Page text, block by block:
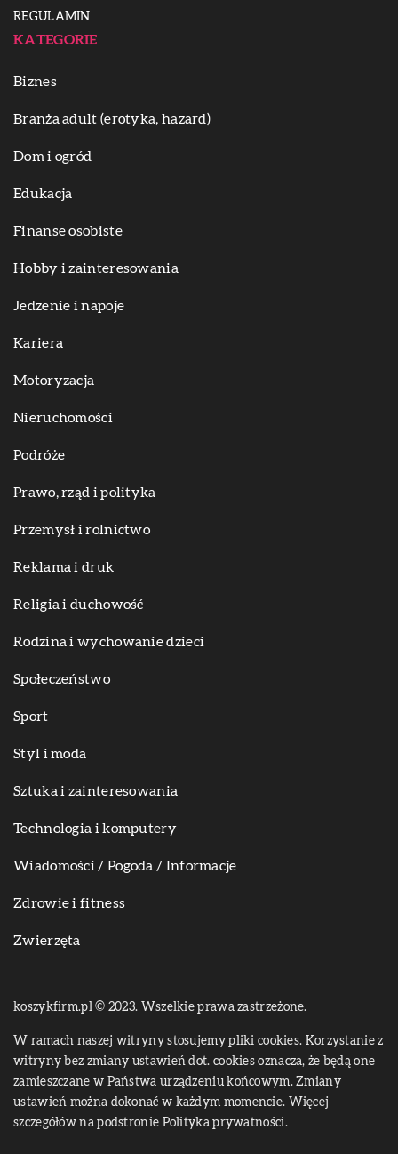
REGULAMIN
KATEGORIE
Biznes
Branża adult (erotyka, hazard)
Dom i ogród
Edukacja
Finanse osobiste
Hobby i zainteresowania
Jedzenie i napoje
Kariera
Motoryzacja
Nieruchomości
Podróże
Prawo, rząd i polityka
Przemysł i rolnictwo
Reklama i druk
Religia i duchowość
Rodzina i wychowanie dzieci
Społeczeństwo
Sport
Styl i moda
Sztuka i zainteresowania
Technologia i komputery
Wiadomości / Pogoda / Informacje
Zdrowie i fitness
Zwierzęta
koszykfirm.pl © 2023. Wszelkie prawa zastrzeżone.
W ramach naszej witryny stosujemy pliki cookies. Korzystanie z
witryny bez zmiany ustawień dot. cookies oznacza, że będą one
zamieszczane w Państwa urządzeniu końcowym. Zmiany
ustawień można dokonać w każdym momencie. Więcej
szczegółów na podstronie Polityka prywatności.